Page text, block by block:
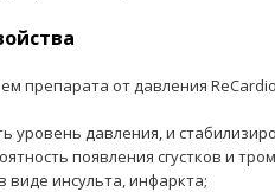
препарата от давления
уровень давления, и
появления сгустков и
виде инсульта, инфаркта;